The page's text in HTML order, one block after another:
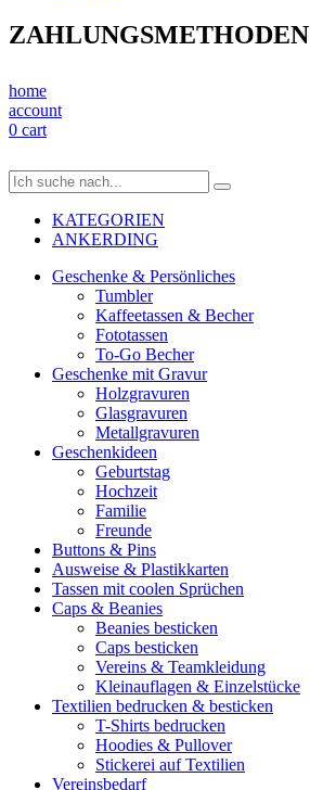
ZAHLUNGSMETHODEN
home
account
0 cart
KATEGORIEN
ANKERDING
Geschenke & Persönliches
Tumbler
Kaffeetassen & Becher
Fototassen
To-Go Becher
Geschenke mit Gravur
Holzgravuren
Glasgravuren
Metallgravuren
Geschenkideen
Geburtstag
Hochzeit
Familie
Freunde
Buttons & Pins
Ausweise & Plastikkarten
Tassen mit coolen Sprüchen
Caps & Beanies
Beanies besticken
Caps besticken
Vereins & Teamkleidung
Kleinauflagen & Einzelstücke
Textilien bedrucken & besticken
T-Shirts bedrucken
Hoodies & Pullover
Stickerei auf Textilien
Vereinsbedarf